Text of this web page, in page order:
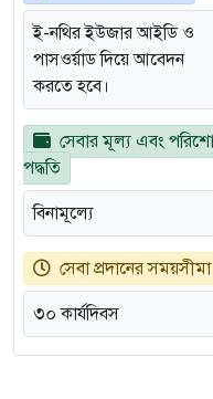
ই-নথির ইউজার আইডি ও
পাসওর্য়াড দিয়ে আবেদন
করতে হবে।
সেবার মূল্য এবং
পদ্ধতি
বিনামূল্যে
সেবা প্রদানের সময়সীমা
৩০ কার্যদিবস